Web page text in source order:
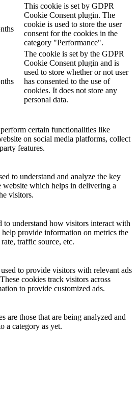
This cookie is set by GDPR
Cookie Consent plugin. The
cookie is used to store the user
consent for the cookies in the
category "Performance".
The cookie is set by the GDPR
Cookie Consent plugin and is
used to store whether or not user
has consented to the use of
cookies. It does not store any
personal data.
certain functionalities like
on social media platforms, collect
features.
to understand and analyze the key
website which helps in delivering a
visitors.
to understand how visitors interact with
provide information on metrics the
traffic source, etc.
to provide visitors with relevant ads
cookies track visitors across
to provide customized ads.
are those that are being analyzed and
a category as yet.